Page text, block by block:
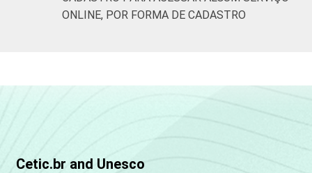
ONLINE, POR FORMA DE CADASTRO
Cetic.br and Unesco